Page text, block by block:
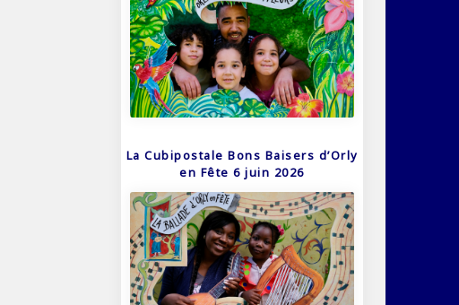
La Cubipostale Bons Baisers d’Orly
en Fête 6 juin 2026